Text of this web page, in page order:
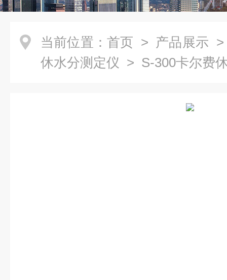
当前位置： 首页 > 产品展示
休水分测定仪 > S-300卡尔费